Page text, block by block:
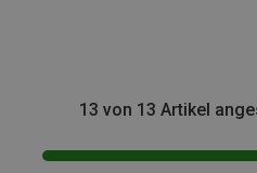
13 von 13 Artikel